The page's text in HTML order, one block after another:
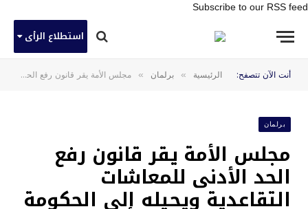
Subscribe to our RSS feed
استطلاع الرأى
أنت الآن تتصفح: الرئيسية » برلمان » مجلس الأمة يقر قانون رفع الحد الأدنى للمعاشات التقاعدية ويحيله إلى الحكومة
برلمان
مجلس الأمة يقر قانون رفع
الحد الأدنى للمعاشات
التقاعدية ويحيله إلى الحكومة